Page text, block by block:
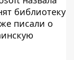
библиотеку
писали о